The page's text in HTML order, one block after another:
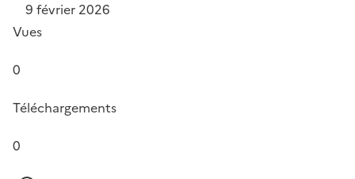
9 février 2026
Vues
0
Téléchargements
0